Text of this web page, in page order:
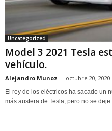
Uncategorized
Model 3 2021 Tesla
vehículo.
Alejandro Munoz - octubre 20, 2020
El rey de los eléctricos ha sacado un
más austera de Tesla, pero no se deje...